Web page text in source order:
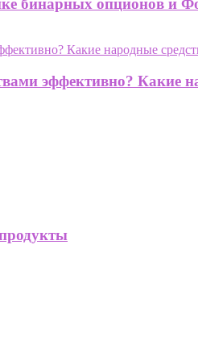
бинарных опционов и
эффективно? Какие